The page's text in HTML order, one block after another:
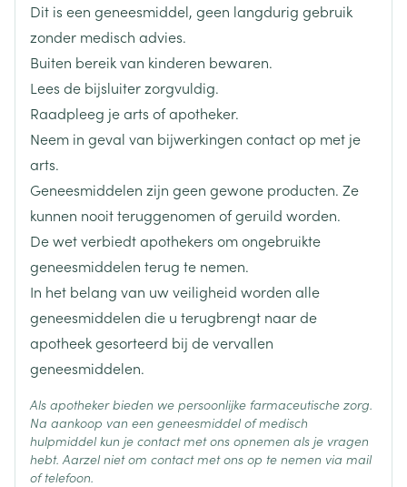
Merken Boiron
Breedte 17 mm
Lengte 67 mm
Diepte 17 mm
Hoeveelheid
Verpakking
4
Behoud Kamertemperatuur (15°C - 25°C)
Dit is een geneesmiddel, geen langdurig gebruik
zonder medisch advies.
Buiten bereik van kinderen bewaren.
Lees de bijsluiter zorgvuldig.
Raadpleeg je arts of apotheker.
Neem in geval van bijwerkingen contact op met je
arts.
Geneesmiddelen zijn geen gewone producten. Ze
kunnen nooit teruggenomen of geruild worden.
De wet verbiedt apothekers om ongebruikte
geneesmiddelen terug te nemen.
In het belang van uw veiligheid worden alle
geneesmiddelen die u terugbrengt naar de
apotheek gesorteerd bij de vervallen
geneesmiddelen.
Als apotheker bieden we persoonlijke farmaceutische zorg.
Na aankoop van een geneesmiddel of medisch
hulpmiddel kun je contact met ons opnemen als je vragen
hebt. Aarzel niet om contact met ons op te nemen via mail
of telefoon.